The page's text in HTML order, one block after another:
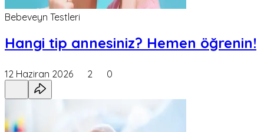
Bebeveyn Testleri
Hangi tip annesiniz? Hemen öğrenin!
12 Haziran 2026 2 0